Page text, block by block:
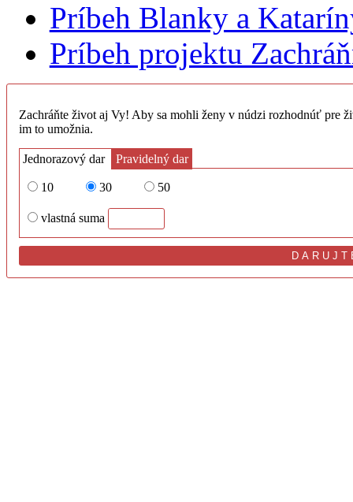
Príbeh Blanky a
Príbeh projektu